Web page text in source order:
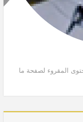
المقروء لصفحة ما